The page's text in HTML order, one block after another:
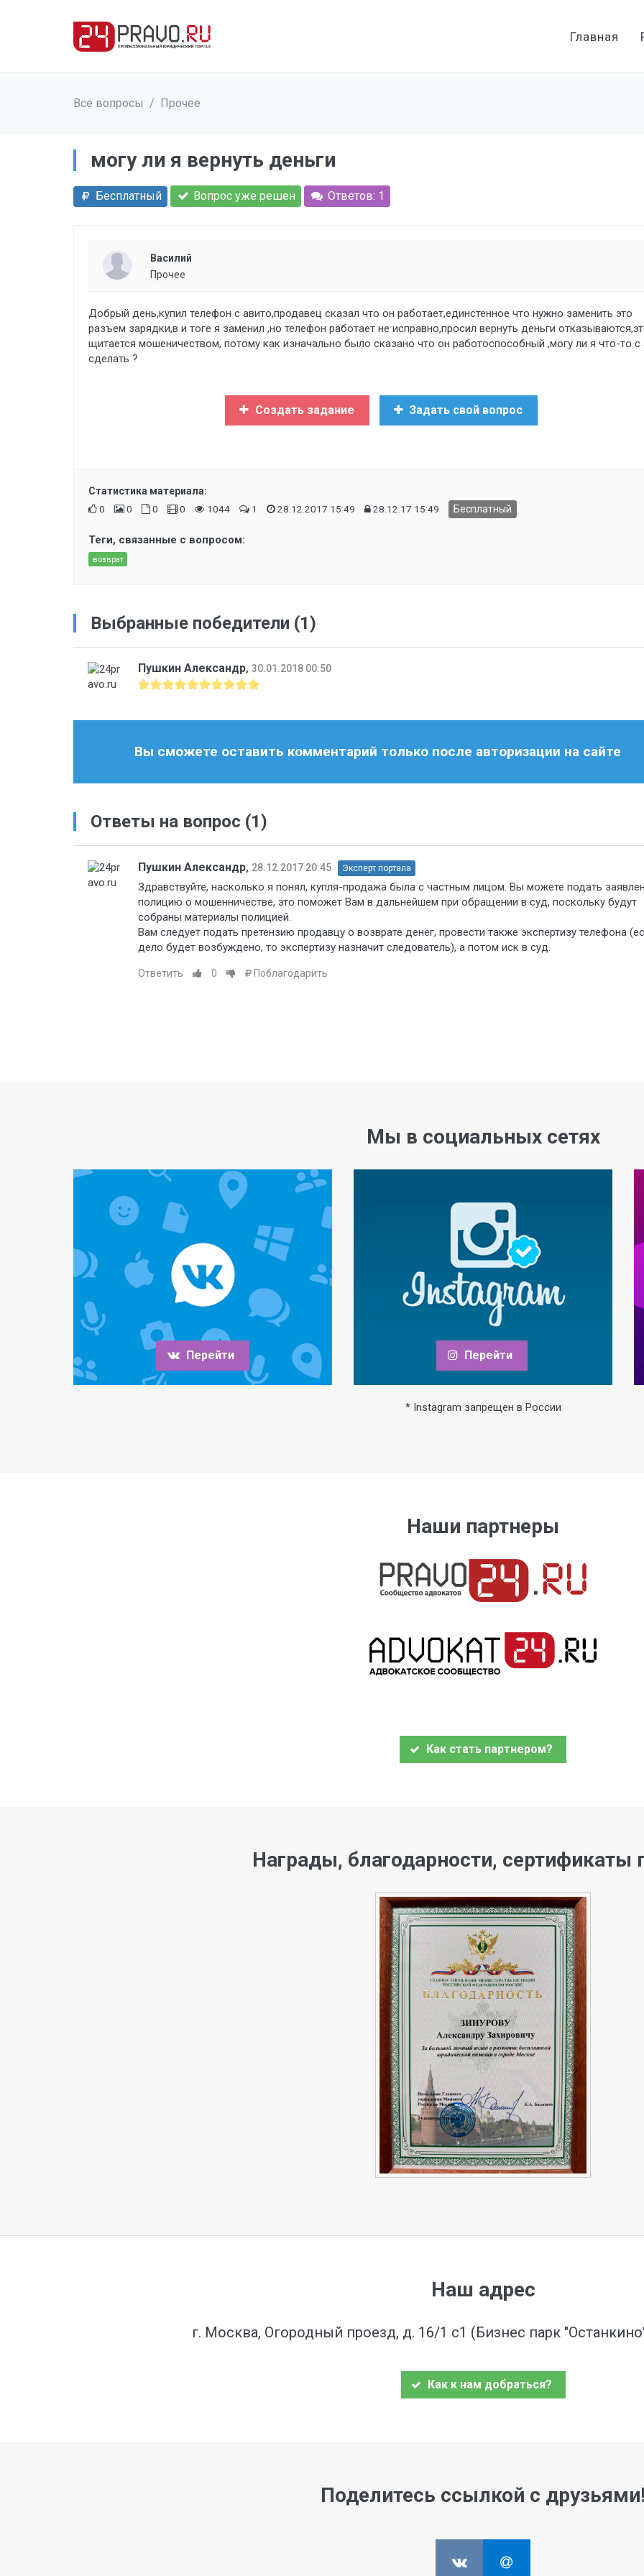
Главная
Все вопросы / Прочее
могу ли я вернуть деньги
Бесплатный Вопрос уже решен Ответов: 1
Василий
Прочее
Добрый день,купил телефон с авито,продавец сказал что он работает,единстенное что нужно заменить это
разъем зарядки,в и тоге я заменил ,но телефон работает не исправно,просил вернуть деньги
щитается мошеничеством, потому как изначально было сказано что он работоспособный ,могу ли я что-то с
сделать ?
Создать задание Задать свой вопрос
Статистика материала:
0
0 0 0 1044 1 28.12.2017 15:49 28.12.17 15:49 Бесплатный
Теги, связанные с вопросом:
возврат
Выбранные победители (1)
Пушкин Александр, 30.01.2018 00:50
Вы сможете оставить комментарий только после авторизации на сайте
Ответы на вопрос (1)
Пушкин Александр, 28.12.2017 20:45 Эксперт портала
Здравствуйте, насколько я понял, купля-продажа была с частным лицом. Вы можете подать
полицию о мошенничестве, это поможет Вам в дальнейшем при обращении в суд, поскольку будут
собраны материалы полицией.
Вам следует подать претензию продавцу о возврате денег, провести также экспертизу телефона
дело будет возбуждено, то экспертизу назначит следователь), а потом иск в суд.
Ответить 0 Поблагодарить
Мы в социальных сетях
Перейти Перейти
* Instagram запрещен в России
Наши партнеры
Как стать партнером?
Награды, благодарности, сертификаты
Наш адрес
г. Москва, Огородный проезд, д. 16/1 с1 (Бизнес парк
Как к нам добраться?
Поделитесь ссылкой с друзьями!